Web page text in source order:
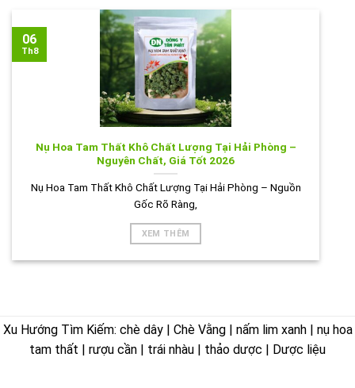
Nụ Hoa Tam Thất Khô Chất Lượng Tại Hải Phòng –
Nguyên Chất, Giá Tốt 2026
Nụ Hoa Tam Thất Khô Chất Lượng Tại Hải Phòng – Nguồn
Gốc Rõ Ràng,
XEM THÊM
06
Th8
Xu Hướng Tìm Kiếm: chè dây | Chè Vằng | nấm lim xanh | nụ hoa
tam thất | rượu cần | trái nhàu | thảo dược | Dược liệu